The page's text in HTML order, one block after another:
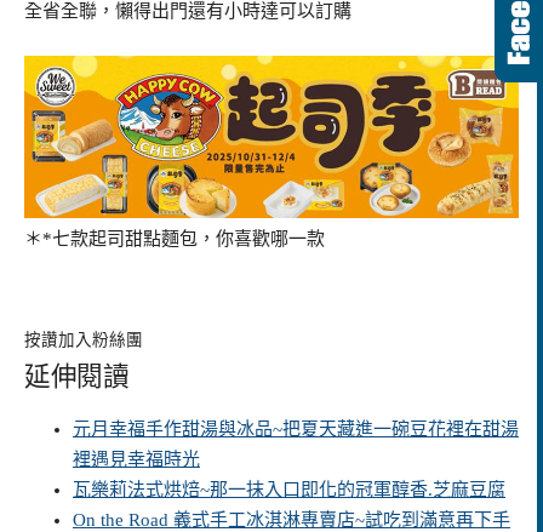
全省全聯，懶得出門還有小時達可以訂購
＊*七款起司甜點麵包，你喜歡哪一款
按讚加入粉絲團
延伸閱讀
元月幸福手作甜湯與冰品~把夏天藏進一碗豆花裡在甜湯
裡遇見幸福時光
瓦樂莉法式烘焙~那一抹入口即化的冠軍醇香.芝麻豆腐
On the Road 義式手工冰淇淋專賣店~試吃到滿意再下手